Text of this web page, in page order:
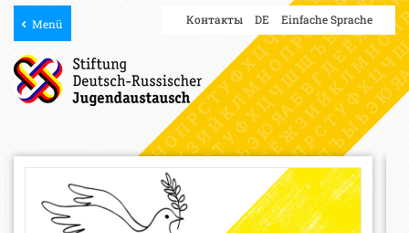
Menü Контакты DE Einfache Sprache